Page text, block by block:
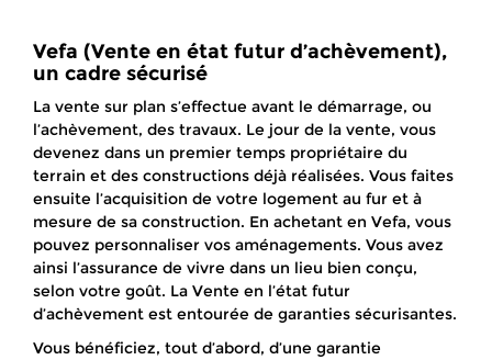
Vefa (Vente en état futur d’achèvement),
un cadre sécurisé
La vente sur plan s’effectue avant le démarrage, ou
l’achèvement, des travaux. Le jour de la vente, vous
devenez dans un premier temps propriétaire du
terrain et des constructions déjà réalisées. Vous faites
ensuite l’acquisition de votre logement au fur et à
mesure de sa construction. En achetant en Vefa, vous
pouvez personnaliser vos aménagements. Vous avez
ainsi l’assurance de vivre dans un lieu bien conçu,
selon votre goût. La Vente en l’état futur
d’achèvement est entourée de garanties sécurisantes.
Vous bénéficiez, tout d’abord, d’une garantie